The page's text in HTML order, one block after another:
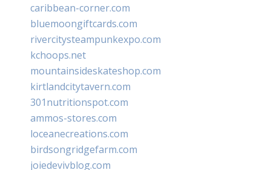
caribbean-corner.com
bluemoongiftcards.com
rivercitysteampunkexpo.com
kchoops.net
mountainsideskateshop.com
kirtlandcitytavern.com
301nutritionspot.com
ammos-stores.com
loceanecreations.com
birdsongridgefarm.com
joiedevivblog.com